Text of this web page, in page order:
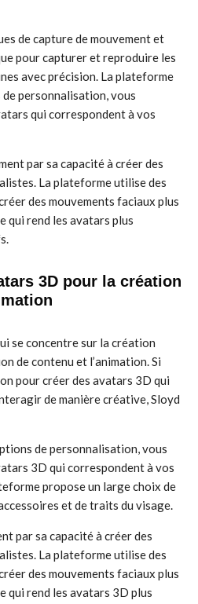
de capture de mouvement et
pour capturer et reproduire les
avec précision. La plateforme
personnalisation, vous
qui correspondent à vos
par sa capacité à créer des
La plateforme utilise des
des mouvements faciaux plus
qui rend les avatars plus
3D pour la création
se concentre sur la création
de contenu et l’animation. Si
pour créer des avatars 3D qui
de manière créative, Sloyd
de personnalisation, vous
3D qui correspondent à vos
propose un large choix de
et de traits du visage.
par sa capacité à créer des
La plateforme utilise des
des mouvements faciaux plus
qui rend les avatars 3D plus